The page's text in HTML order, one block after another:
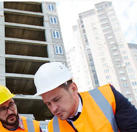
Produtos
Spaces
Assistente de IA
Gerador de
imagens
Gerador de vídeos
Texto para voz
Começar
Academy
Documentação
Atendimento
Termos e
condições
Política de